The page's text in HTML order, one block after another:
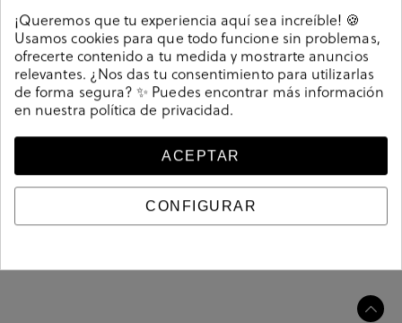
Zapatos planos St. Gallen MIAMI en blanco. Cierre con
velcro. La plantilla es extraible. Hecho en India
Referencia212310
Guía de tallas
Ciudados y limpieza
¡Queremos que tu experiencia aquí sea increíble! 🍪
Usamos cookies para que todo funcione sin problemas,
ofrecerte contenido a tu medida y mostrarte anuncios
relevantes. ¿Nos das tu consentimiento para utilizarlas
de forma segura? ✨ Puedes encontrar más información
en nuestra política de privacidad.
ACEPTAR
CONFIGURAR